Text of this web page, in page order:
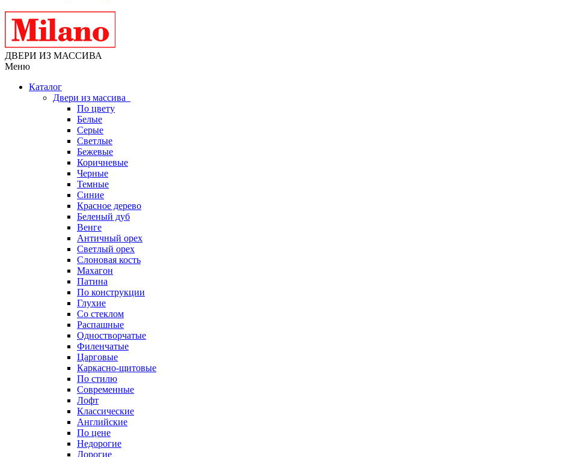
ДВЕРИ ИЗ МАССИВА
Меню
Каталог
Двери из массива
По цвету
Белые
Серые
Светлые
Бежевые
Коричневые
Черные
Темные
Синие
Красное дерево
Беленый дуб
Венге
Античный орех
Светлый орех
Слоновая кость
Махагон
Патина
По конструкции
Глухие
Со стеклом
Распашные
Одностворчатые
Филенчатые
Царговые
Каркасно-щитовые
По стилю
Современные
Лофт
Классические
Английские
По цене
Недорогие
Дорогие